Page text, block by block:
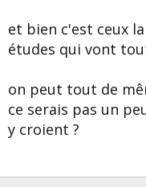
et bien c'est ceux
études qui vont
on peut tout de
ce serais pas un
y croient ?